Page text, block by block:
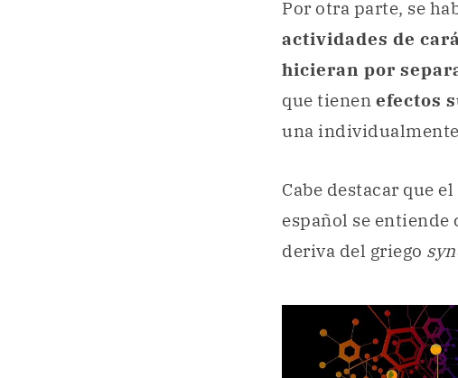
Por otra parte, se
actividades de
hicieran por
que tienen efectos
una
Cabe destacar que
español se entiende
deriva del griego